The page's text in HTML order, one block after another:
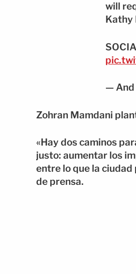
will
Kathy
— And
Zohran Mamdani
«Hay dos caminos
justo: aumentar los
entre lo que la ciudad
de prensa.